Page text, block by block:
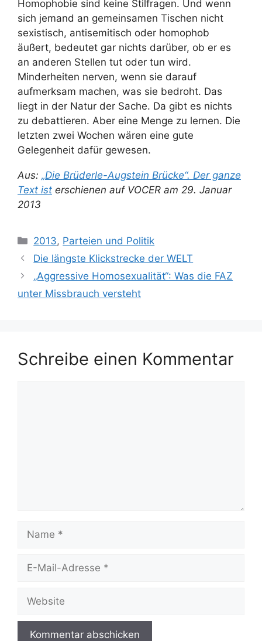
Homophobie sind keine Stilfragen. Und wenn
sich jemand an gemeinsamen Tischen nicht
sexistisch, antisemitisch oder homophob
äußert, bedeutet gar nichts darüber, ob er es
an anderen Stellen tut oder tun wird.
Minderheiten nerven, wenn sie darauf
aufmerksam machen, was sie bedroht. Das
liegt in der Natur der Sache. Da gibt es nichts
zu debattieren. Aber eine Menge zu lernen. Die
letzten zwei Wochen wären eine gute
Gelegenheit dafür gewesen.
Aus: „Die Brüderle-Augstein Brücke“. Der ganze
Text ist erschienen auf VOCER am 29. Januar
2013
Kategorien
2013, Parteien und Politik
Die längste Klickstrecke der WELT
„Aggressive Homosexualität“: Was die FAZ
unter Missbrauch versteht
Schreibe einen Kommentar
Name
Website